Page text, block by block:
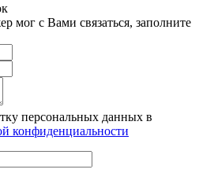
мог с Вами связаться, заполните
персональных данных в
конфиденциальности